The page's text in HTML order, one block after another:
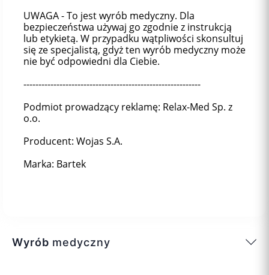
UWAGA - To jest wyrób medyczny. Dla
bezpieczeństwa używaj go zgodnie z instrukcją
lub etykietą. W przypadku wątpliwości skonsultuj
się ze specjalistą, gdyż ten wyrób medyczny może
nie być odpowiedni dla Ciebie.
-----------------------------------------------------------
Podmiot prowadzący reklamę: Relax-Med Sp. z
o.o.
Producent: Wojas S.A.
Marka: Bartek
Wyrób medyczny